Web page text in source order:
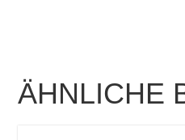
ÄHNLICHE